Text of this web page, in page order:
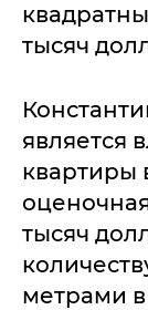
тысяч
является
квартиры
тысяч
метрами